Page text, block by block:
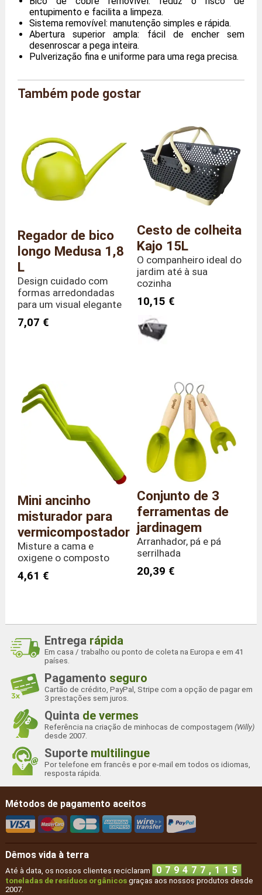
entupimento e facilita a limpeza.
Sistema removível: manutenção simples e rápida.
Abertura superior ampla: fácil de encher sem
desenroscar a pega inteira.
Pulverização fina e uniforme para uma rega precisa.
Marca
Plastia
Dimensões
(gerais)
Comprimento 12 x Profundidade
10 x Altura 20 cm
Peso
Também pode gostar
Regador de bico
longo Medusa 1,8
L
Design cuidado com
formas arredondadas
para um visual elegante
7,07 €
Cesto de colheita
Kajo 15L
O companheiro ideal do
jardim até à sua
cozinha
10,15 €
Mini ancinho
misturador para
vermicompostador
Misture a cama e
oxigene o composto
4,61 €
Conjunto de 3
ferramentas de
jardinagem
Arranhador, pá e pá
serrilhada
20,39 €
Entrega rápida
Em casa / trabalho ou ponto de coleta na Europa e em 41
países.
Pagamento seguro
Cartão de crédito, PayPal, Stripe com a opção de pagar em
3 prestações sem juros.
Quinta de vermes
Referência na criação de minhocas de compostagem(Willy)
desde 2007.
Suporte multilingue
Por telefone em francês e por e-mail em todos os idiomas,
resposta rápida.
Métodos de pagamento aceitos
Dêmos vida à terra
Até à data, os nossos clientes reciclaram 0 7 9 4 7 7 , 1 1 5
toneladas de resíduos orgânicosgraças aos nossos produtos desde
2007.